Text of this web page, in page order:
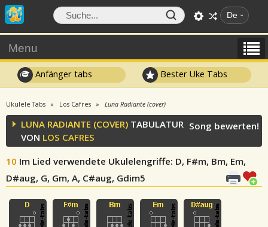
De
Menu
Anfänger tabs Bester Uke Tabs
Ukulele Tabs Los Cafres Luna Radiante (cover)
LUNA RADIANTE (COVER) TABULATUR
VON LOS CAFRES
10 Im Lied verwendete Ukulelengriffe: D, F#m, Bm, Em,
D#aug, G, Gm, A, C#aug, Gdim5
Song bewerten!